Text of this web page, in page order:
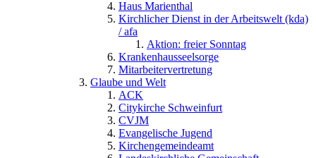
Haus Marienthal
Kirchlicher Dienst in der Arbeitswelt (kda)
/ afa
Aktion: freier Sonntag
Krankenhausseelsorge
Mitarbeitervertretung
Glaube und Welt
ACK
Citykirche Schweinfurt
CVJM
Evangelische Jugend
Kirchengemeindeamt